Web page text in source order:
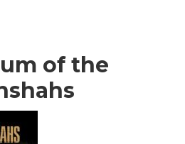
of the